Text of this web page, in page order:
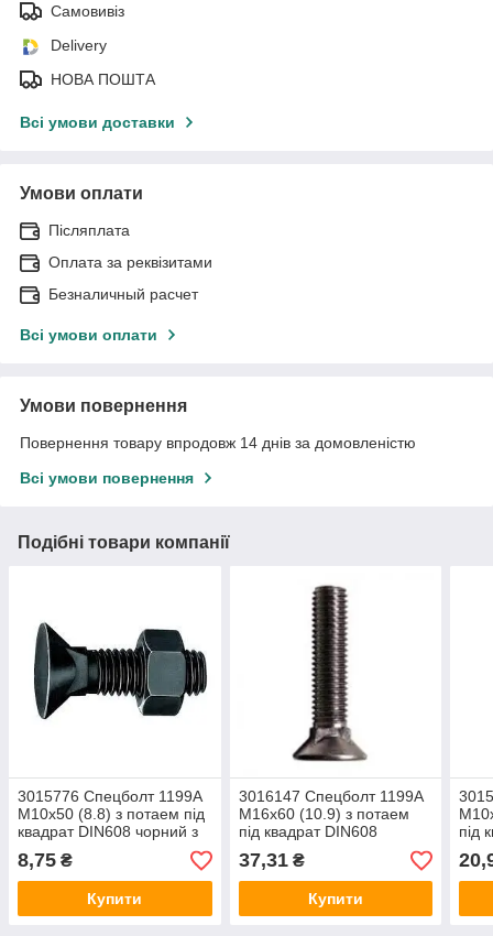
Самовивіз
Delivery
НОВА ПОШТА
Всі умови доставки
Умови оплати
Післяплата
Оплата за реквізитами
Безналичный расчет
Всі умови оплати
Умови повернення
Повернення товару впродовж 14 днів за домовленістю
Всі умови повернення
Подібні товари компанії
3015776 Спецболт 1199A
М10х50 (8.8) з потаем під
квадрат DIN608 чорний з
гайкою Lemken
8,75 ₴
Купити
3016147 Спецболт 1199A
М16х60 (10.9) з потаем
під квадрат DIN608
чорний з гайкою Lemken
37,31₴
Купити
під